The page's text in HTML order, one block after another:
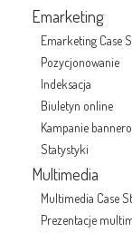
Emarketing
Emarketing Case
Pozycjonowanie
Indeksacja
Biuletyn online
Kampanie
Statystyki
Multimedia
Multimedia Case
Prezentacje